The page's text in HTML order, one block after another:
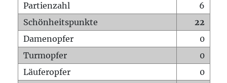
Partienzahl
6
Schönheitspunkte
22
Damenopfer
0
Turmopfer
0
Läuferopfer
0